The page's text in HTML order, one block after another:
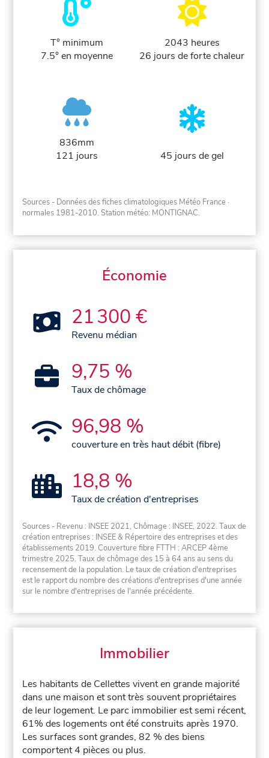
T° minimum
7.5° en moyenne
2043 heures
26 jours de forte chaleur
836mm
121 jours
45 jours de gel
Sources - Données des fiches climatologiques Météo France ·
normales 1981-2010. Station météo: MONTIGNAC.
Économie
21 300 €
Revenu médian
9,75 %
Taux de chômage
96,98 %
couverture en très haut débit (fibre)
18,8 %
Taux de création d'entreprises
Sources - Revenu : INSEE 2021, Chômage : INSEE, 2022. Taux de
création entreprises : INSEE & Répertoire des entreprises et des
établissements 2019. Couverture fibre FTTH : ARCEP 4ème
trimestre 2025. Taux de chômage des 15 à 64 ans au sens du
recensement de la population. Le taux de création d'entreprises
est le rapport du nombre des créations d'entreprises d'une année
sur le nombre d'entreprises de l'année précédente.
Immobilier
Les habitants de Cellettes vivent en grande majorité
dans une maison et sont très souvent propriétaires
de leur logement. Le parc immobilier est semi récent,
61% des logements ont été construits après 1970.
Les surfaces sont grandes, 82 % des biens
comportent 4 pièces ou plus.